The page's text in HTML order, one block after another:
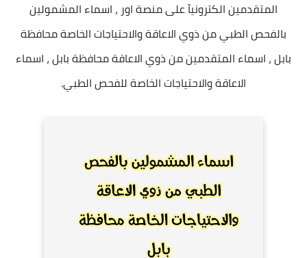
المتقدمين الكترونيآ على منصة اور ، اسماء المشمولين
بالفحص الطبي من ذوي الاعاقة والاحتياجات الخاصة محافظة
بابل ، اسماء المتقدمين من ذوي الاعاقة محافظة بابل ، اسماء
الاعاقة والاحتياجات الخاصة للفحص الطبي.